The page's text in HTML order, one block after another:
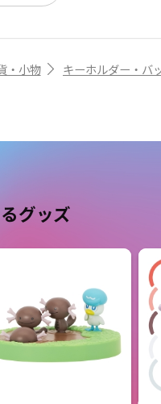
・小物 キーホルダー・バ
グッズ